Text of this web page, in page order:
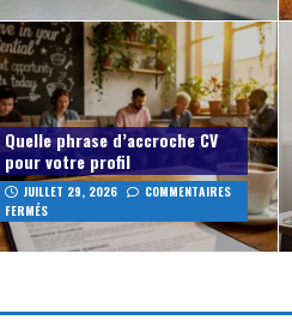
Quelle phrase d’accroche CV
pour votre profil
JUILLET 29, 2026
COMMENTAIRES
FERMÉS